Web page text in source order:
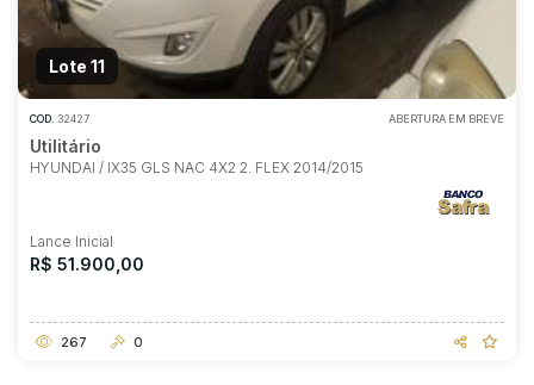
Lote 11
COD. 32427 ABERTURA EM BREVE
Utilitário
HYUNDAI / IX35 GLS NAC 4X2 2. FLEX 2014/2015
Lance Inicial
R$ 51.900,00
267 0